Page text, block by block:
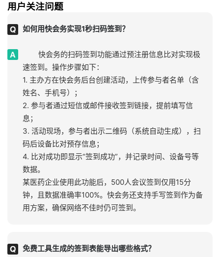
用户关注问题
如何用快会务实现1秒扫码签到？
快会务的扫码签到功能通过预注册信息比对实现极
速签到。操作步骤如下：
1. 主办方在快会务后台创建活动，上传参与者名单（含
姓名、手机号）；
2. 参与者通过短信或邮件接收签到链接，提前填写信
息；
3. 活动现场，参与者出示二维码（系统自动生成），扫
码后设备比对预存信息；
4. 比对成功即显示“签到成功”，并记录时间、设备号等
数据。
某医药企业使用此功能后，500人会议签到仅用15分
钟，且数据准确率100%。快会务还支持手写签到作为备
用方案，确保网络不佳时仍可签到。
免费工具生成的签到表能导出哪些格式？